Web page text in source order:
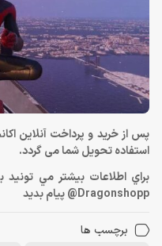
پس از خرید و پرداخت آنلاین
استفاده تحویل شما می گردد.
براي اطلاعات بيشتر مي تونيد
Dragonshopp@ پيام بديد
برچسب ها